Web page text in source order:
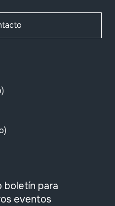
boletín para
eventos